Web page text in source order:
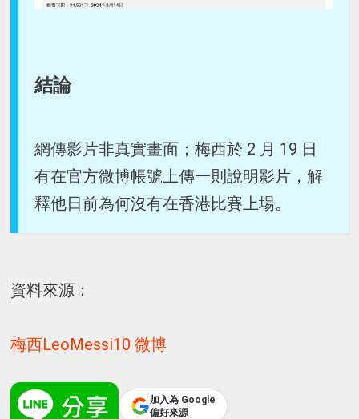
結論
網傳影片非真實畫面；梅西於 2 月 19 日
有在官方微博帳號上傳一則說明影片，解
釋他日前為何沒有在香港比賽上場。
資料來源：
梅西LeoMessi10 微博
加入為 Google
偏好來源